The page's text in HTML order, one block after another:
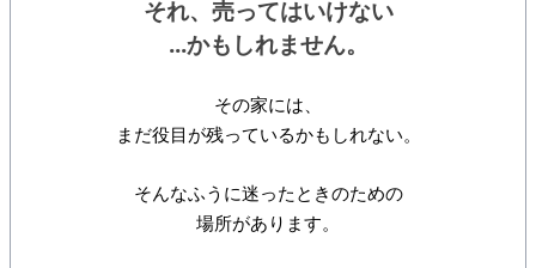
それ、売ってはいけない
...かもしれません。
その家には、
まだ役目が残っているかもしれない。
そんなふうに迷ったときのための
場所があります。